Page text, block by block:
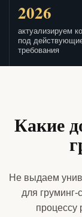
2026
актуализируем
под
требования
Какие
Не выдаем
для
процессу